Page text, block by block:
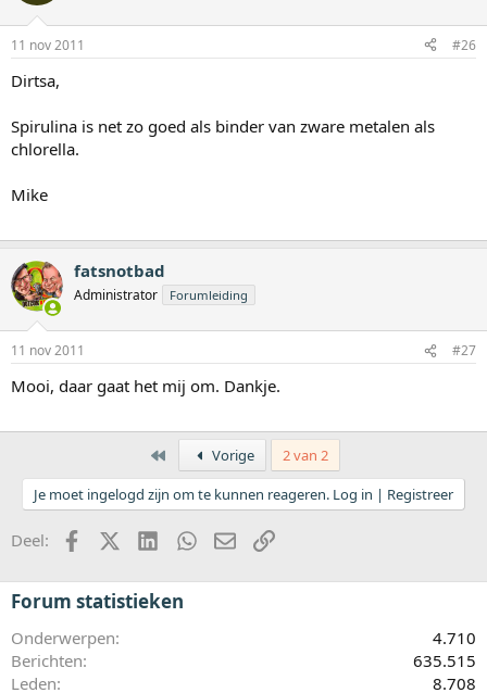
11 nov 2011 #26
Dirtsa,
Spirulina is net zo goed als binder van zware metalen als
chlorella.
Mike
fatsnotbad
Administrator Forumleiding
11 nov 2011 #27
Mooi, daar gaat het mij om. Dankje.
Eerste Vorige
2 van 2
Je moet ingelogd zijn om te kunnen reageren. Log in | Registreer
Deel: FacebookX (Twitter)LinkedInWhatsApp
E-mailkoppeling
Forum statistieken
Onderwerpen
4.710
Berichten
635.515
Leden
8.708